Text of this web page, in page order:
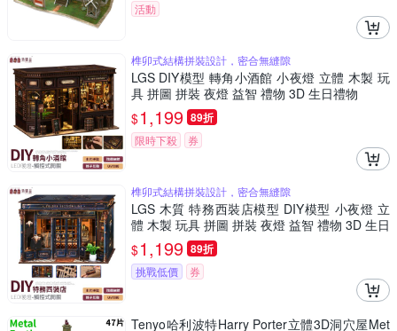
活動
榫卯式結構拼裝設計，密合無縫隙
LGS DIY模型 轉角小酒館 小夜燈 立體 木製 玩
具 拼圖 拼裝 夜燈 益智 禮物 3D 生日禮物
$1,199 89折
限時下殺 券
榫卯式結構拼裝設計，密合無縫隙
LGS 木質 特務西裝店模型 DIY模型 小夜燈 立
體 木製 玩具 拼圖 拼裝 夜燈 益智 禮物 3D 生日
禮物
$1,199 89折
挑戰低價 券
Tenyo哈利波特Harry Porter立體3D洞穴屋Met